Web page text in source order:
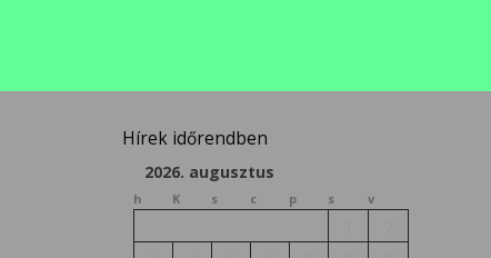
Hírek időrendben
2026. augusztus
h K s c p s v